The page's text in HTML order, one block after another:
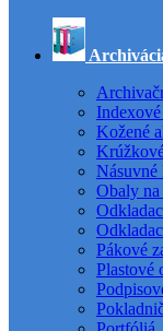
Kožené
Násuvné
Obaly
Pákové
Plastové